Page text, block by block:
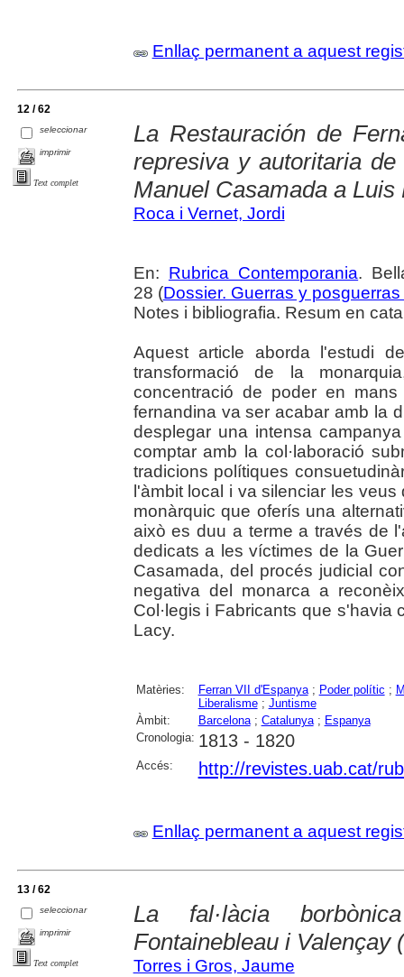
Enllaç permanent a aquest
12 / 62
seleccionar
imprimir
Text complet
La Restauración de
represiva y autoritaria
Manuel Casamada a Luis
Roca i Vernet, Jordi
En: Rubrica Contemporania.
28 (Dossier. Guerras y
Notes i bibliografia. Resum en
Aquest article aborda l'estudi
transformació de la
concentració de poder en
fernandina va ser acabar amb la
desplegar una intensa
comptar amb la col·laboració
tradicions polítiques
l'àmbit local i va silenciar les
monàrquic que oferís una
això es duu a terme a través de
dedicats a les víctimes de la
Casamada, del procés judicial
negativa del monarca a
Col·legis i Fabricants que s'havia
Lacy.
Matèries: Ferran VII d'Espanya; Poder polític ;
Liberalisme; Juntisme
Àmbit:
Barcelona; Catalunya; Espanya
Cronologia: 1813 - 1820
Accés: http://revistes.uab.cat/
Enllaç permanent a aquest
13 / 62
seleccionar
imprimir
Text complet
La fal·làcia
Fontainebleau i Valençay
Torres i Gros, Jaume